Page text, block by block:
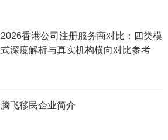
2026香港公司注册服务商对比：四类模
式深度解析与真实机构横向对比参考
腾飞移民企业简介